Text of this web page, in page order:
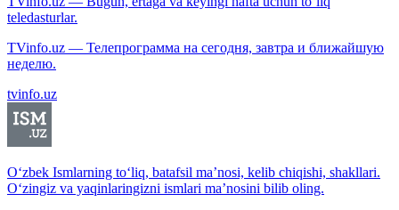
teledasturlar.
TVinfo.uz — Телепрограмма на сегодня, завтра и ближайшую
неделю.
tvinfo.uz
O‘zbek Ismlarning to‘liq, batafsil ma’nosi, kelib chiqishi, shakllari.
O‘zingiz va yaqinlaringizni ismlari ma’nosini bilib oling.